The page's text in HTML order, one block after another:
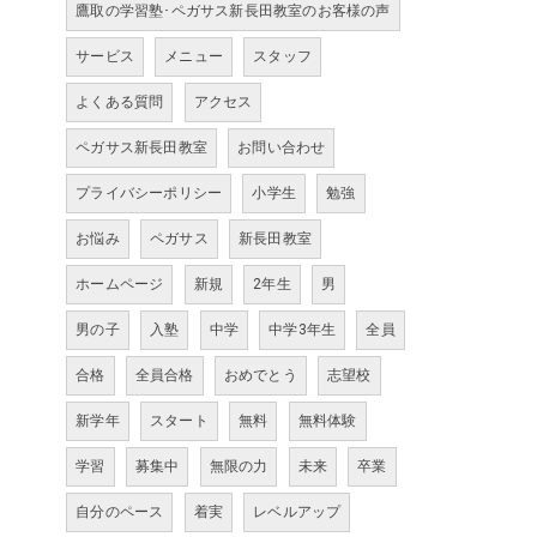
鷹取の学習塾･ペガサス新長田教室のお客様の声
サービス メニュー スタッフ
よくある質問 アクセス
ペガサス新長田教室 お問い合わせ
プライバシーポリシー 小学生 勉強
お悩み ペガサス 新長田教室
ホームページ 新規 2年生 男
男の子 入塾 中学 中学3年生 全員
合格 全員合格 おめでとう 志望校
新学年 スタート 無料 無料体験
学習 募集中 無限の力 未来 卒業
自分のペース 着実 レベルアップ